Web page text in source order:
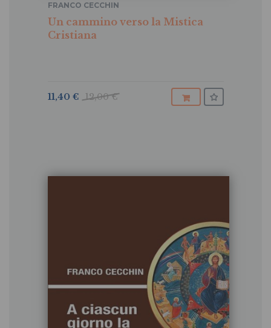
Un cammino verso la Mistica
Cristiana
FRANCO CECCHIN
12,00 €
11,40 €